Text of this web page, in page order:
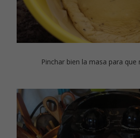
Pinchar bien la masa para que